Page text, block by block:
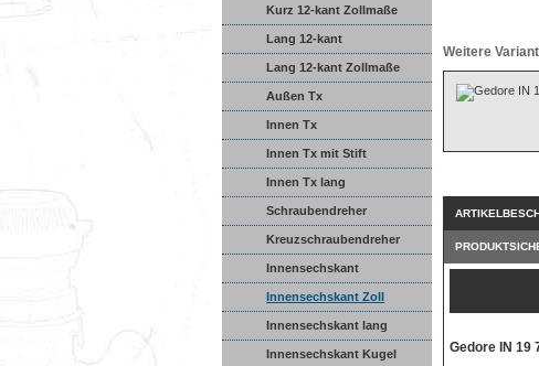
Kurz 12-kant Zollmaße
Lang 12-kant
Lang 12-kant Zollmaße
Außen Tx
Innen Tx
Innen Tx mit Stift
Innen Tx lang
Schraubendreher
Kreuzschraubendreher
Innensechskant
Innensechskant Zoll
Innensechskant lang
Innensechskant Kugel
Weitere
Gedore IN 19